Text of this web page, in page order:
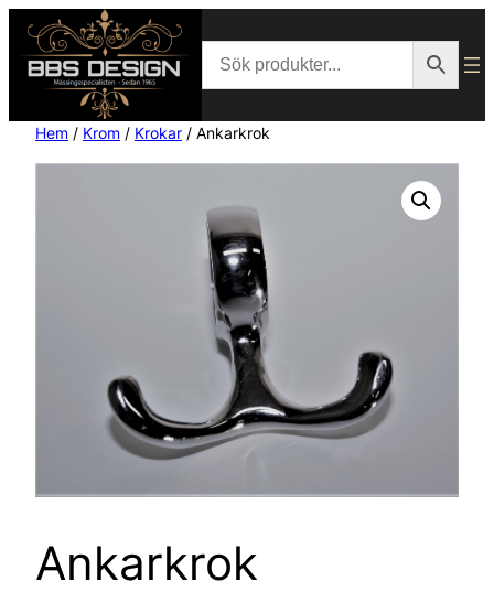
Hem / Krom / Krokar / Ankarkrok
Ankarkrok